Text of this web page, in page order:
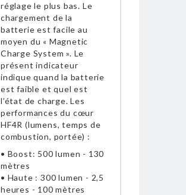
réglage le plus bas. Le
chargement de la
batterie est facile au
moyen du « Magnetic
Charge System ». Le
présent indicateur
indique quand la batterie
est faible et quel est
l’état de charge. Les
performances du cœur
HF4R (lumens, temps de
combustion, portée) :
• Boost: 500 lumen - 130
mètres
• Haute : 300 lumen - 2,5
heures - 100 mètres